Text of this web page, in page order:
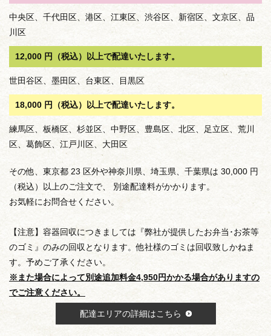
中央区、千代田区、港区、江東区、渋谷区、新宿区、文京区、品
川区
12,000 円（税込）以上で配達いたします。
世田谷区、墨田区、台東区、目黒区
18,000 円（税込）以上で配達いたします。
練馬区、板橋区、杉並区、中野区、豊島区、北区、足立区、荒川
区、葛飾区、江戸川区、大田区
その他、東京都 23 区外や神奈川県、埼玉県、千葉県は 30,000 円
（税込）以上のご注文で、 別途配達料がかかります。
お気軽にお問合せください。
【注意】容器回収につきましては『弊社が提供したお弁当･お茶等
のゴミ』のみの回収となります。他社様のゴミは回収致しかねま
す。予めご了承ください。
※また場合によって別途追加料金4,950円かかる場合がありますの
でご注意ください。
配達エリアの詳細はこちら